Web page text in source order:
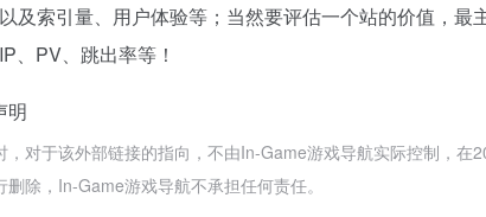
索引量、用户体验等；当然要评估一个站的价值，最
、PV、跳出率等！
明
对于该外部链接的指向，不由In-Game游戏导航实际控制，在
除，In-Game游戏导航不承担任何责任。